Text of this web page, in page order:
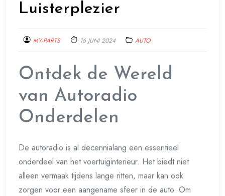
Luisterplezier
MY-PARTS 16 JUNI 2024 AUTO
Ontdek de Wereld
van Autoradio
Onderdelen
De autoradio is al decennialang een essentieel
onderdeel van het voertuiginterieur. Het biedt niet
alleen vermaak tijdens lange ritten, maar kan ook
zorgen voor een aangename sfeer in de auto. Om